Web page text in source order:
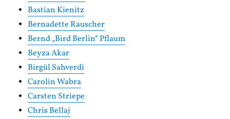
Bastian Kienitz
Bernadette Rauscher
Bernd „Bird Berlin“ Pflaum
Beyza Akar
Birgül Sahverdi
Carolin Wabra
Carsten Striepe
Chris Bellaj